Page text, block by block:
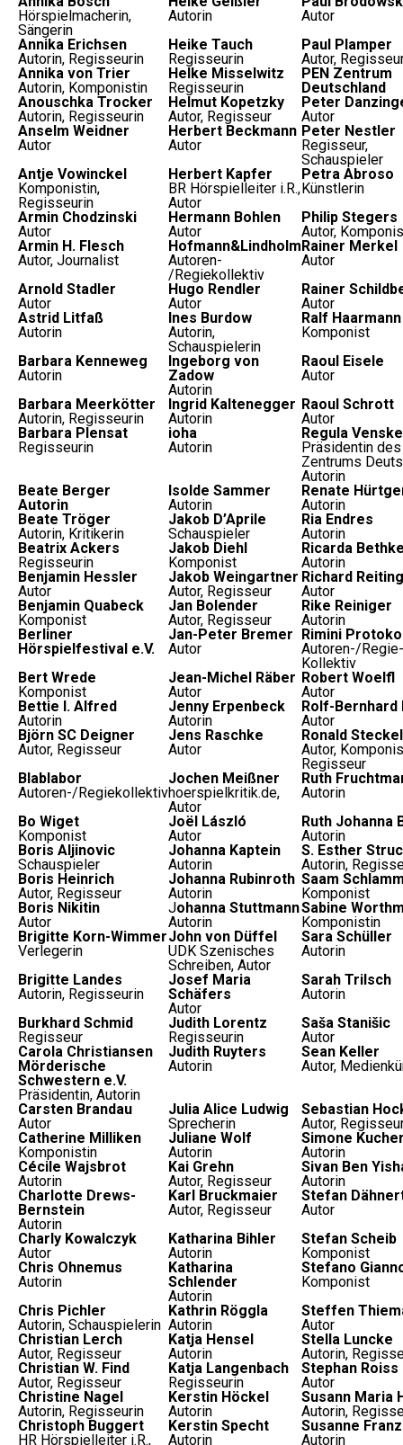
Hörspielmacherin,
Sängerin
Autorin
Autor
Annika Erichsen
Autorin, Regisseurin
Heike Tauch
Regisseurin
Paul Plamper
Autor,
Annika von Trier
Autorin, Komponistin
Helke Misselwitz
Regisseurin
PEN Zentrum
Deutschland
Anouschka Trocker
Autorin, Regisseurin
Helmut Kopetzky
Autor, Regisseur
Peter
Autor
Anselm Weidner
Autor
Herbert Beckmann
Autor
Peter Nestler
Regisseur,
Schauspieler
Antje Vowinckel
Komponistin,
Regisseurin
Herbert Kapfer
BR Hörspielleiter i.R.,
Autor
Petra Abroso
Künstlerin
Armin Chodzinski
Autor
Hermann Bohlen
Autor
Philip Stegers
Autor,
Armin H. Flesch
Autor, Journalist
Hofmann&Lindholm
Autoren-
/Regiekollektiv
Rainer Merkel
Autor
Arnold Stadler
Autor
Hugo Rendler
Autor
Rainer
Autor
Astrid Litfaß
Autorin
Ines Burdow
Autorin,
Schauspielerin
Ralf Haarmann
Komponist
Barbara Kenneweg
Autorin
Ingeborg von
Zadow
Autorin
Raoul Eisele
Autor
Barbara Meerkötter
Autorin, Regisseurin
Ingrid Kaltenegger
Autorin
Raoul Schrott
Autor
Barbara Plensat
Regisseurin
ioha
Autorin
Regula Venske
Präsidentin
Zentrums
Autorin
Beate Berger
Autorin
Isolde Sammer
Autorin
Renate
Autorin
Beate Tröger
Autorin, Kritikerin
Jakob D’Aprile
Schauspieler
Ria Endres
Autorin
Beatrix Ackers
Regisseurin
Jakob Diehl
Komponist
Ricarda
Autorin
Benjamin Hessler
Autor
Jakob Weingartner
Autor, Regisseur
Richard
Autor
Benjamin Quabeck
Komponist
Jan Bolender
Autor, Regisseur
Rike Reiniger
Autorin
Berliner
Hörspielfestival e.V.
Jan-Peter Bremer
Autor
Rimini
Autoren-/Regie-
Kollektiv
Bert Wrede
Komponist
Jean-Michel Räber
Autor
Robert Woelfl
Autor
Bettie I. Alfred
Autorin
Jenny Erpenbeck
Autorin
Rolf-Bernhard
Autor
Björn SC Deigner
Autor, Regisseur
Jens Raschke
Autor
Ronald Steckel
Autor,
Regisseur
Blablabor
Autoren-/Regiekollektiv
Jochen Meißner
hoerspielkritik.de,
Autor
Ruth
Autorin
Bo Wiget
Komponist
Joël László
Autor
Ruth Johanna
Autorin
Boris Aljinovic
Schauspieler
Johanna Kaptein
Autorin
S. Esther
Autorin,
Boris Heinrich
Autor, Regisseur
Johanna Rubinroth
Autorin
Saam
Komponist
Boris Nikitin
Autor
Johanna Stuttmann
Autorin
Sabine
Komponistin
Brigitte Korn-Wimmer
Verlegerin
John von Düffel
UDK Szenisches
Schreiben, Autor
Sara Schüller
Autorin
Brigitte Landes
Autorin, Regisseurin
Josef Maria
Schäfers
Autor
Sarah Trilsch
Autorin
Burkhard Schmid
Regisseur
Judith Lorentz
Regisseurin
Saša Stanišic
Autor
Carola Christiansen
Mörderische
Schwestern e.V.
Präsidentin, Autorin
Judith Ruyters
Autorin
Sean Keller
Autor,
Carsten Brandau
Autor
Julia Alice Ludwig
Sprecherin
Sebastian
Autor,
Catherine Milliken
Komponistin
Juliane Wolf
Autorin
Simone
Autorin
Cécile Wajsbrot
Autorin
Kai Grehn
Autor, Regisseur
Sivan Ben
Autorin
Charlotte Drews-
Bernstein
Autorin
Karl Bruckmaier
Autor, Regisseur
Stefan
Autor
Charly Kowalczyk
Autor
Katharina Bihler
Autorin
Stefan Scheib
Komponist
Chris Ohnemus
Autorin
Katharina
Schlender
Autorin
Stefano
Komponist
Chris Pichler
Autorin, Schauspielerin
Kathrin Röggla
Autorin
Steffen
Autor
Christian Lerch
Autor, Regisseur
Katja Hensel
Autorin
Stella Luncke
Autorin,
Christian W. Find
Autor, Regisseur
Katja Langenbach
Regisseurin
Stephan Roiss
Autor
Christine Nagel
Autorin, Regisseurin
Kerstin Höckel
Autorin
Susann Maria
Autorin,
Christoph Buggert
HR Hörspielleiter i.R.,
Kerstin Specht
Autorin
Susanne
Autorin